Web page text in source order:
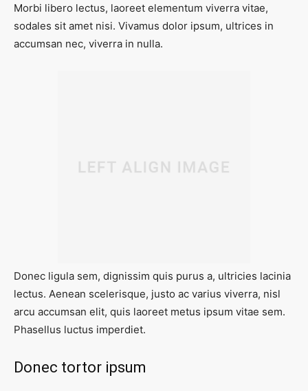
Morbi libero lectus, laoreet elementum viverra vitae,
sodales sit amet nisi. Vivamus dolor ipsum, ultrices in
accumsan nec, viverra in nulla.
Donec ligula sem, dignissim quis purus a, ultricies lacinia
lectus. Aenean scelerisque, justo ac varius viverra, nisl
arcu accumsan elit, quis laoreet metus ipsum vitae sem.
Phasellus luctus imperdiet.
Donec tortor ipsum